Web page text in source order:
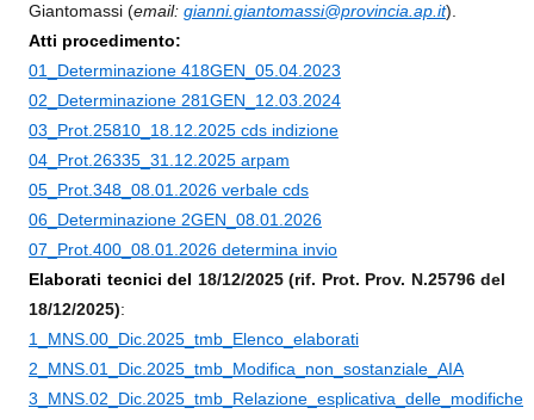
Giantomassi (email: gianni.giantomassi@provincia.ap.it).
Atti procedimento:
01_Determinazione 418GEN_05.04.2023
02_Determinazione 281GEN_12.03.2024
03_Prot.25810_18.12.2025 cds indizione
04_Prot.26335_31.12.2025 arpam
05_Prot.348_08.01.2026 verbale cds
06_Determinazione 2GEN_08.01.2026
07_Prot.400_08.01.2026 determina invio
Elaborati tecnici del 18/12/2025 (rif. Prot. Prov. N.25796 del
18/12/2025):
1_MNS.00_Dic.2025_tmb_Elenco_elaborati
2_MNS.01_Dic.2025_tmb_Modifica_non_sostanziale_AIA
3_MNS.02_Dic.2025_tmb_Relazione_esplicativa_delle_modifiche